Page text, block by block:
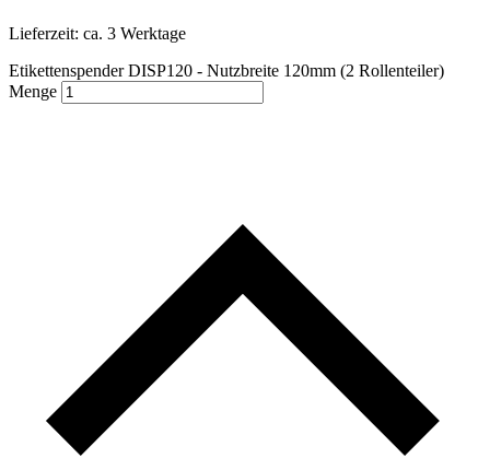
Lieferzeit: ca. 3 Werktage
Etikettenspender DISP120 - Nutzbreite 120mm (2 Rollenteiler)
Menge